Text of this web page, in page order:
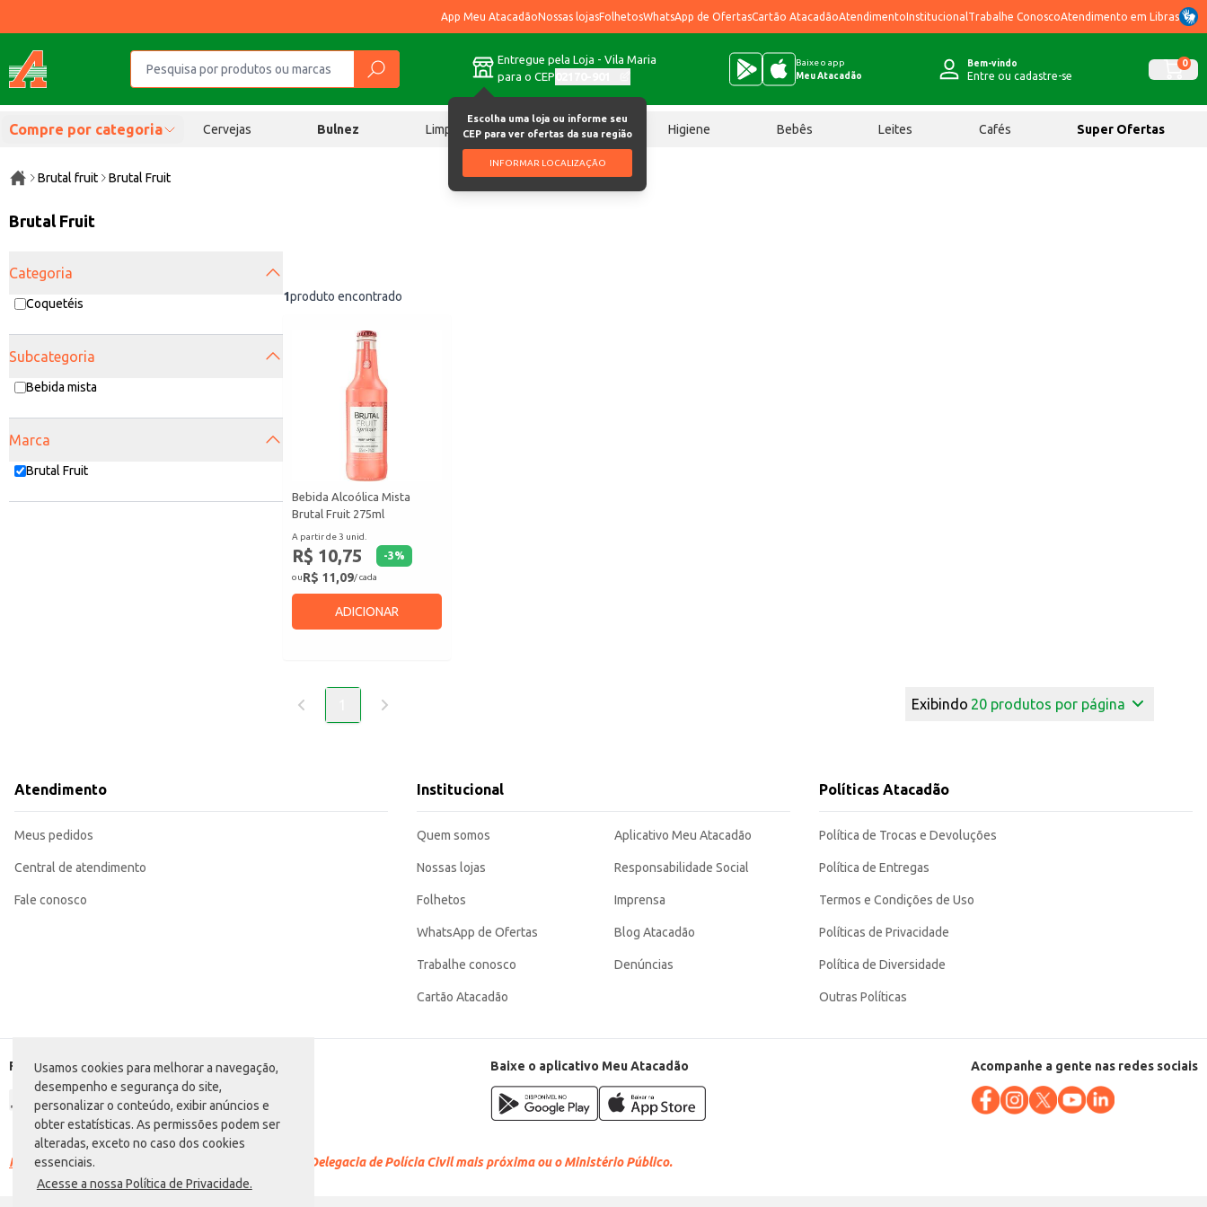
Usamos cookies para melhorar a navegação,
desempenho e segurança do site,
personalizar o conteúdo, exibir anúncios e
obter estatísticas. As permissões podem ser
alteradas, exceto no caso dos cookies
essenciais.
Acesse a nossa Política de Privacidade.
App Meu AtacadãoNossas lojasFolhetosWhatsApp de OfertasCartão AtacadãoAtendimentoInstitucional Trabalhe ConoscoAtendimento em Libras
Entregue pela Loja - Vila Maria
para o CEP
Escolha uma loja ou informe seu
CEP para ver ofertas da sua região
INFORMAR LOCALIZAÇÃO
Baixe o app
Meu Atacadão
Bem-vindo
Entre ou cadastre-se
0
Compre por categoria Cervejas Bulnez Limpeza Chocolates Higiene Bebês Leites Cafés Super Ofertas
Brutal fruit Brutal Fruit
Brutal Fruit
Categoria
Coquetéis
Subcategoria
Bebida mista
Marca
Brutal Fruit
1produto encontrado
Bebida Alcoólica Mista
Brutal Fruit 275ml
A partir de 3 unid.
R$ 10,75 -3%
ouR$ 11,09/ cada
ADICIONAR
Exibindo 20 produtos por página
Atendimento
Meus pedidos
Central de atendimento
Fale conosco
Institucional
Quem somos
Nossas lojas
Folhetos
WhatsApp de Ofertas
Trabalhe conosco
Cartão Atacadão
Aplicativo Meu Atacadão
Responsabilidade Social
Imprensa
Blog Atacadão
Denúncias
Políticas Atacadão
Política de Trocas e Devoluções
Política de Entregas
Termos e Condições de Uso
Políticas de Privacidade
Política de Diversidade
Outras Políticas
Formas de pagamento Baixe o aplicativo Meu Atacadão Acompanhe a gente nas redes sociais
Racismo é crime. Denuncie. Disque 100 ou procure a Delegacia de Polícia Civil mais próxima ou o Ministério Público.